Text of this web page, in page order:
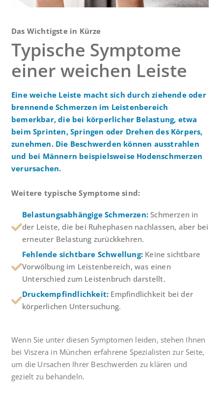
Das Wichtigste in Kürze
Typische Symptome
einer weichen Leiste
Eine weiche Leiste macht sich durch ziehende oder
brennende Schmerzen im Leistenbereich
bemerkbar, die bei körperlicher Belastung, etwa
beim Sprinten, Springen oder Drehen des Körpers,
zunehmen. Die Beschwerden können ausstrahlen
und bei Männern beispielsweise Hodenschmerzen
verursachen.
Weitere typische Symptome sind:
Belastungsabhängige Schmerzen: Schmerzen in
der Leiste, die bei Ruhephasen nachlassen, aber bei
erneuter Belastung zurückkehren.
Fehlende sichtbare Schwellung: Keine sichtbare
Vorwölbung im Leistenbereich, was einen
Unterschied zum Leistenbruch darstellt.
Druckempfindlichkeit: Empfindlichkeit bei der
körperlichen Untersuchung.
Wenn Sie unter diesen Symptomen leiden, stehen Ihnen
bei Viszera in München erfahrene Spezialisten zur Seite,
um die Ursachen Ihrer Beschwerden zu klären und
gezielt zu behandeln.